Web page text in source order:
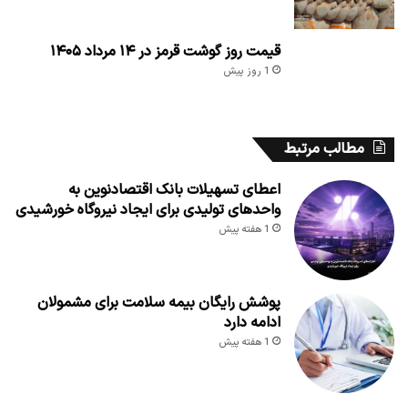
قیمت روز گوشت قرمز در ۱۴ مرداد ۱۴۰۵
1 روز پیش
مطالب مرتبط
اعطای تسهیلات بانک اقتصادنوین به
واحدهای تولیدی برای ایجاد نیروگاه خورشیدی
1 هفته پیش
پوشش رایگان بیمه سلامت برای مشمولان
ادامه دارد
1 هفته پیش